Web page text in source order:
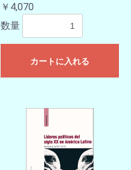
￥4,070
数量
カートに入れる